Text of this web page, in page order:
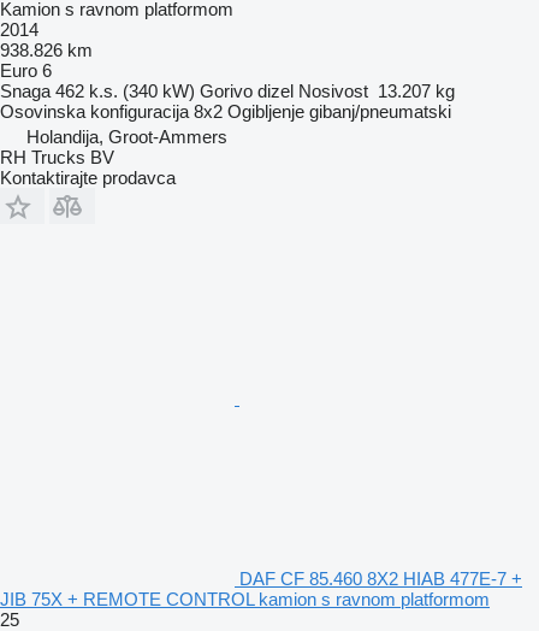
Kamion s ravnom platformom
2014
938.826 km
Euro 6
Snaga 462 k.s. (340 kW) Gorivo dizel Nosivost 13.207 kg
Osovinska konfiguracija 8x2 Ogibljenje gibanj/pneumatski
Holandija, Groot-Ammers
RH Trucks BV
Kontaktirajte prodavca
DAF CF 85.460 8X2 HIAB 477E-7 +
JIB 75X + REMOTE CONTROL kamion s ravnom platformom
25